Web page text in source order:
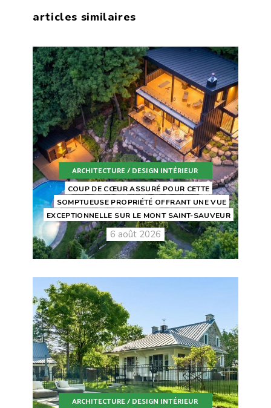
articles similaires
ARCHITECTURE / DESIGN INTÉRIEUR
COUP DE CŒUR ASSURÉ POUR CETTE
SOMPTUEUSE PROPRIÉTÉ OFFRANT UNE VUE
EXCEPTIONNELLE SUR LE MONT SAINT-SAUVEUR
6 août 2026
ARCHITECTURE / DESIGN INTÉRIEUR